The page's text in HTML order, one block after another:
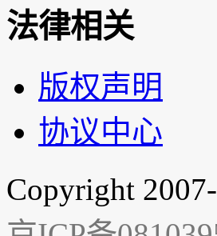
法律相关
版权声明
协议中心
Copyright